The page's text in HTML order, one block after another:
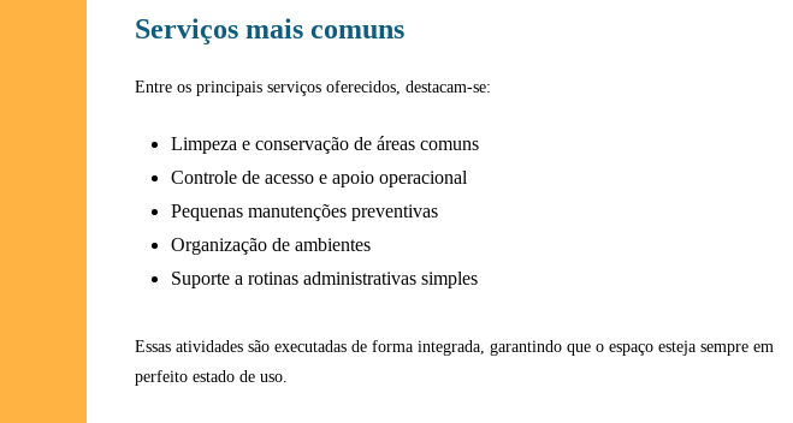
Serviços mais comuns
Entre os principais serviços oferecidos, destacam-se:
Limpeza e conservação de áreas comuns
Controle de acesso e apoio operacional
Pequenas manutenções preventivas
Organização de ambientes
Suporte a rotinas administrativas simples
Essas atividades são executadas de forma integrada, garantindo que o espaço esteja sempre em
perfeito estado de uso.